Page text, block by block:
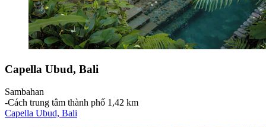
Capella Ubud, Bali
Sambahan
‐Cách trung tâm thành phố 1,42 km
Capella Ubud, Bali